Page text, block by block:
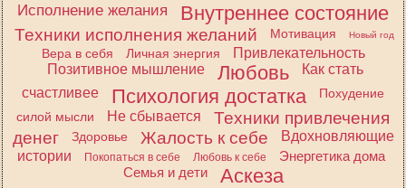
Исполнение желания
Внутреннее состояние
Техники исполнения желаний Мотивация Новый год
Вера в себя Личная энергия
Привлекательность
Позитивное мышление
Любовь
Как стать
счастливее
Психология достатка
Похудение
силой мысли
Не сбывается
Техники привлечения
денег
Здоровье Жалость к себе
Вдохновляющие
истории
Покопаться в себе Любовь к себе
Энергетика дома
Семья и дети
Аскеза